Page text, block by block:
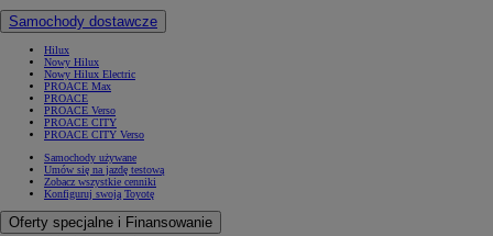
Samochody dostawcze
Hilux
Nowy Hilux
Nowy Hilux Electric
PROACE Max
PROACE
PROACE Verso
PROACE CITY
PROACE CITY Verso
Samochody używane
Umów się na jazdę testową
Zobacz wszystkie cenniki
Konfiguruj swoją Toyotę
Oferty specjalne i Finansowanie